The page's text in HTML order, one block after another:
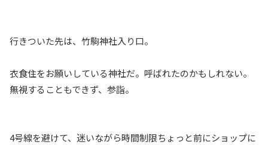
行きついた先は、竹駒神社入り口。
衣食住をお願いしている神社だ。呼ばれたのかもしれない。
無視することもできず、参詣。
4号線を避けて、迷いながら時間制限ちょっと前にショップに